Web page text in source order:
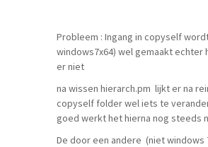
Probleem : Ingang in copyself
windows7x64) wel gemaakt echter
er niet
na wissen hierarch.pm lijkt er na
copyself folder wel iets te
goed werkt het hierna nog steeds
De door een andere (niet windows